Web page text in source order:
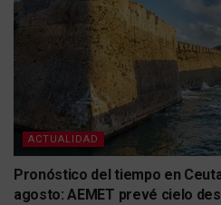
ACTUALIDAD
Pronóstico del tiempo en
agosto: AEMET prevé cielo